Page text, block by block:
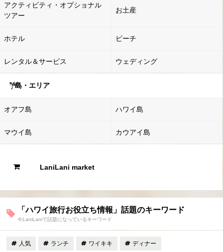
アクティビティ・オプショナル
ツアー
お土産
ホテル ビーチ
レンタル＆サービス ウェディング
島・エリア
オアフ島 ハワイ島
マウイ島 カウアイ島
LaniLani market
「ハワイ旅行お役立ち情報」話題のキーワード
今LaniLaniで話題になっているキーワード
人気 ランチ ワイキキ ディナー